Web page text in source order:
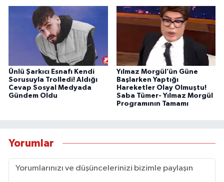
Ünlü Şarkıcı Esnafı Kendi
Sorusuyla Trolledi! Aldığı
Cevap Sosyal Medyada
Gündem Oldu
Yılmaz Morgül’ün Güne
Başlarken Yaptığı
Hareketler Olay Olmuştu!
Saba Tümer- Yılmaz Morgül
Programının Tamamı
Yorumlar